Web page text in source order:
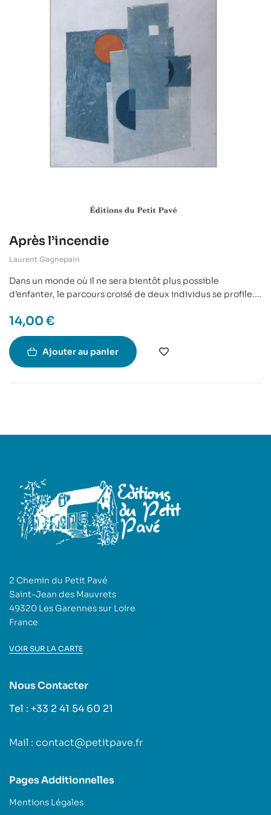
Après l’incendie
Laurent Gagnepain
Dans un monde où il ne sera bientôt plus possible
d’enfanter, le parcours croisé de deux individus se profile.
dépeuplement sans avoir été entendu et va connaître une
descente aux enfers.
Celui d’un inconnu qui, dans le futur, chemine à travers une
France désertique à la recherche d’un alter ego.
14,00 €
Ajouter au panier
2 Chemin du Petit Pavé
Saint-Jean des Mauvrets
49320 Les Garennes sur Loire
France
VOIR SUR LA CARTE
Nous Contacter
Tel : +33 2 41 54 60 21
Mail : contact@petitpave.fr
Pages Additionnelles
Mentions Légales